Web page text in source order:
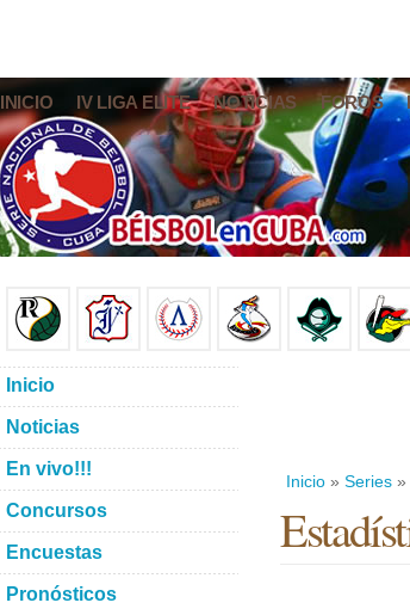
INICIO IV LIGA ELITE NOTICIAS FOROS
Inicio » Series »
Inicio
Noticias
En vivo!!!
Concursos
Encuestas
Pronósticos